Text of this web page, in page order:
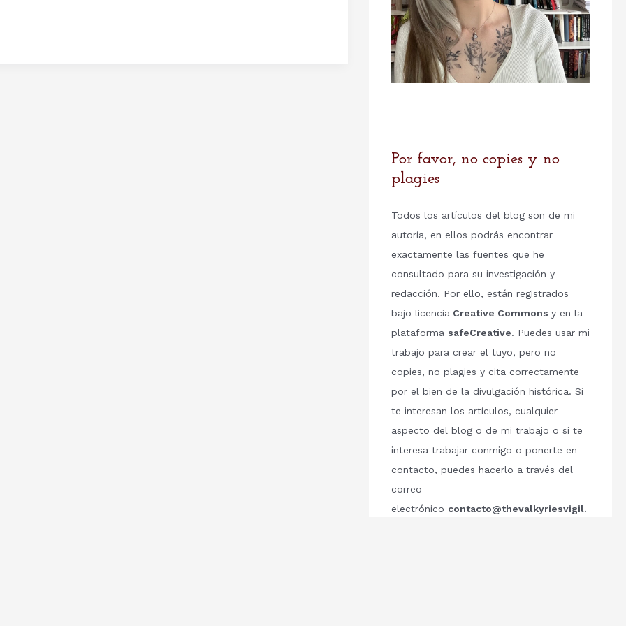
Por favor, no copies y no
plagies
Todos los artículos del blog son de mi
autoría, en ellos podrás encontrar
exactamente las fuentes que he
consultado para su investigación y
redacción. Por ello, están registrados
bajo licencia Creative Commons y en la
plataforma safeCreative. Puedes usar mi
trabajo para crear el tuyo, pero no
copies, no plagies y cita correctamente
por el bien de la divulgación histórica. Si
te interesan los artículos, cualquier
aspecto del blog o de mi trabajo o si te
interesa trabajar conmigo o ponerte en
contacto, puedes hacerlo a través del
correo
electrónico contacto@thevalkyriesvigil.